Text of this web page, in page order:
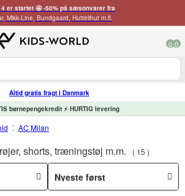
4 er startet 🤩 -50% på sæsonvarer fra
Mikk-Line, Bundgaard, Huttelihut m.fl.
0 0
Altid gratis fragt i Danmark
børnepengekredit ⚡ HURTIG levering
AC Milan
shorts, træningstøj m.m. 15